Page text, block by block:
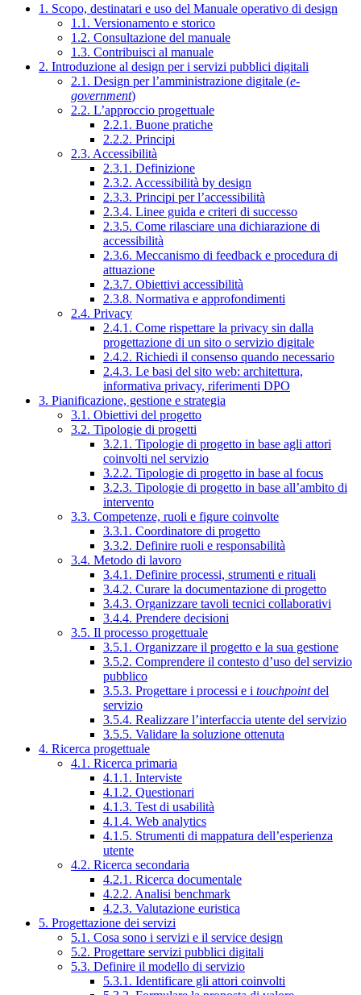
1. Scopo, destinatari e uso del Manuale operativo di design
1.1. Versionamento e storico
1.2. Consultazione del manuale
1.3. Contribuisci al manuale
2. Introduzione al design per i servizi pubblici digitali
2.1. Design per l’amministrazione digitale (e-
government)
2.2. L’approccio progettuale
2.2.1. Buone pratiche
2.2.2. Principi
2.3. Accessibilità
2.3.1. Definizione
2.3.2. Accessibilità by design
2.3.3. Principi per l’accessibilità
2.3.4. Linee guida e criteri di successo
2.3.5. Come rilasciare una dichiarazione di
accessibilità
2.3.6. Meccanismo di feedback e procedura di
attuazione
2.3.7. Obiettivi accessibilità
2.3.8. Normativa e approfondimenti
2.4. Privacy
2.4.1. Come rispettare la privacy sin dalla
progettazione di un sito o servizio digitale
2.4.2. Richiedi il consenso quando necessario
2.4.3. Le basi del sito web: architettura,
informativa privacy, riferimenti DPO
3. Pianificazione, gestione e strategia
3.1. Obiettivi del progetto
3.2. Tipologie di progetti
3.2.1. Tipologie di progetto in base agli attori
coinvolti nel servizio
3.2.2. Tipologie di progetto in base al focus
3.2.3. Tipologie di progetto in base all’ambito di
intervento
3.3. Competenze, ruoli e figure coinvolte
3.3.1. Coordinatore di progetto
3.3.2. Definire ruoli e responsabilità
3.4. Metodo di lavoro
3.4.1. Definire processi, strumenti e rituali
3.4.2. Curare la documentazione di progetto
3.4.3. Organizzare tavoli tecnici collaborativi
3.4.4. Prendere decisioni
3.5. Il processo progettuale
3.5.1. Organizzare il progetto e la sua gestione
3.5.2. Comprendere il contesto d’uso del servizio
pubblico
3.5.3. Progettare i processi e i touchpointdel
servizio
3.5.4. Realizzare l’interfaccia utente del servizio
3.5.5. Validare la soluzione ottenuta
4. Ricerca progettuale
4.1. Ricerca primaria
4.1.1. Interviste
4.1.2. Questionari
4.1.3. Test di usabilità
4.1.4. Web analytics
4.1.5. Strumenti di mappatura dell’esperienza
utente
4.2. Ricerca secondaria
4.2.1. Ricerca documentale
4.2.2. Analisi benchmark
4.2.3. Valutazione euristica
5. Progettazione dei servizi
5.1. Cosa sono i servizi e il service design
5.2. Progettare servizi pubblici digitali
5.3. Definire il modello di servizio
5.3.1. Identificare gli attori coinvolti